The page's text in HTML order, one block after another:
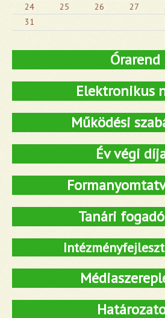
24
25 26 27
31
Órarend
Elektronikus
Működési
Év végi
Tanári